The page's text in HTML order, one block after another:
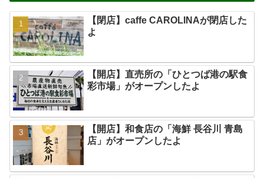
【閉店】caffe CAROLINAが閉店した
よ
【開店】直売所の「ひとつば港の駅食
彩市場」がオープンしたよ
【開店】和食店の「海鮮 長谷川 青島
店」がオープンしたよ